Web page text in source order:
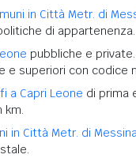
in Città Metr. di
di appartenenza.
pubbliche e
e superiori con codice
a Capri Leone di prima
km.
in Città Metr. di